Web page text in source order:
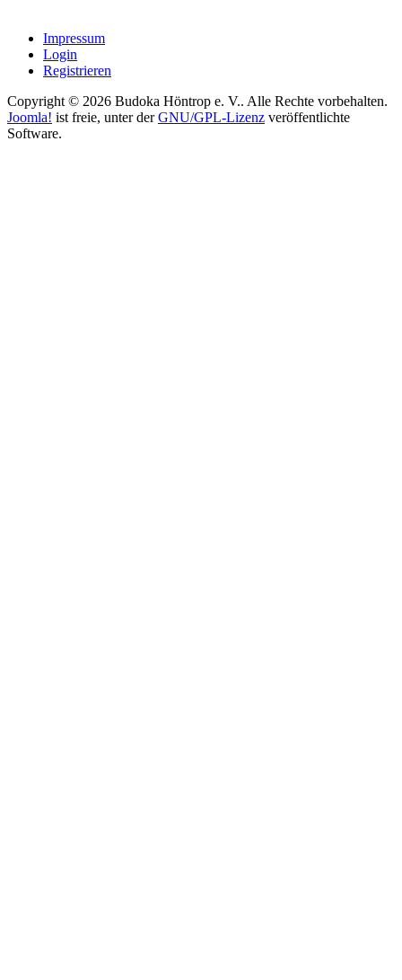
Impressum
Login
Registrieren
Copyright © 2026 Budoka Höntrop e. V.. Alle Rechte vorbehalten.
Joomla! ist freie, unter derGNU/GPL-Lizenz veröffentlichte
Software.